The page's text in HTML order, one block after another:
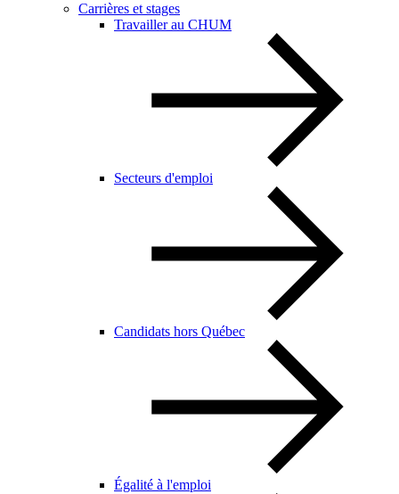
Carrières et stages
Travailler au CHUM
Secteurs d'emploi
Candidats hors Québec
Égalité à l'emploi